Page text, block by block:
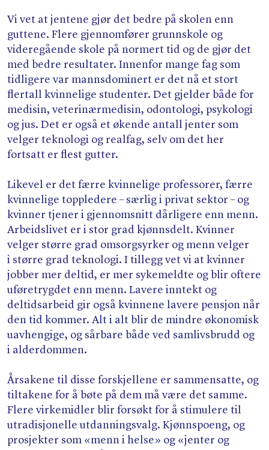
Vi vet at jentene gjør det bedre på skolen enn
guttene. Flere gjennomfører grunnskole og
videregående skole på normert tid og de gjør det
med bedre resultater. Innenfor mange fag som
tidligere var mannsdominert er det nå et stort
flertall kvinnelige studenter. Det gjelder både for
medisin, veterinærmedisin, odontologi, psykologi
og jus. Det er også et økende antall jenter som
velger teknologi og realfag, selv om det her
fortsatt er flest gutter.
Likevel er det færre kvinnelige professorer, færre
kvinnelige toppledere – særlig i privat sektor – og
kvinner tjener i gjennomsnitt dårligere enn menn.
Arbeidslivet er i stor grad kjønnsdelt. Kvinner
velger større grad omsorgsyrker og menn velger
i større grad teknologi. I tillegg vet vi at kvinner
jobber mer deltid, er mer sykemeldte og blir oftere
uføretrygdet enn menn. Lavere inntekt og
deltidsarbeid gir også kvinnene lavere pensjon når
den tid kommer. Alt i alt blir de mindre økonomisk
uavhengige, og sårbare både ved samlivsbrudd og
i alderdommen.
Årsakene til disse forskjellene er sammensatte, og
tiltakene for å bøte på dem må være det samme.
Flere virkemidler blir forsøkt for å stimulere til
utradisjonelle utdanningsvalg. Kjønnspoeng, og
prosjekter som «menn i helse» og «jenter og